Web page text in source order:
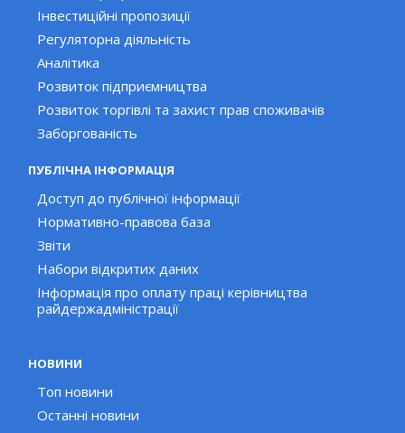
Інвестиційні пропозиції
Регуляторна діяльність
Аналітика
Розвиток підприємництва
Розвиток торгівлі та захист прав споживачів
Заборгованість
ПУБЛІЧНА ІНФОРМАЦІЯ
Доступ до публічної інформації
Нормативно-правова база
Звіти
Набори відкритих даних
Інформація про оплату праці керівництва
райдержадміністрації
НОВИНИ
Топ новини
Останні новини